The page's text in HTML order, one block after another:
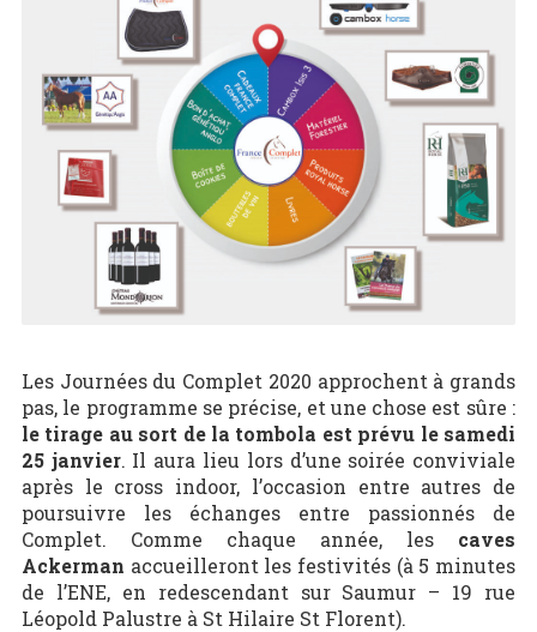
Les Journées du Complet 2020 approchent à grands
pas, le programme se précise, et une chose est sûre :
le tirage au sort de la tombola est prévu le samedi
25 janvier. Il aura lieu lors d’une soirée conviviale
après le cross indoor, l’occasion entre autres de
poursuivre les échanges entre passionnés de
Complet. Comme chaque année, les caves
Ackerman accueilleront les festivités (à 5 minutes
de l’ENE, en redescendant sur Saumur – 19 rue
Léopold Palustre à St Hilaire St Florent).